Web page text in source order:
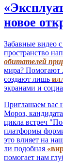
новое
Забавные видео
пространство
обитателей
мира? Помогают
создают лишь
экранами и
Приглашаем вас
Мороз,
цикла встреч
платформы
это влияет на
ли подобная
помогает нам